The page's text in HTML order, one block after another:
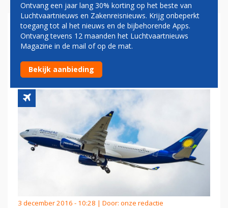
RWANDAIR NEEMT EERSTE
AIRBUS A330-300 IN
ONTVANGST
3 december 2016 - 10:28 | Door: onze redactie
Ontvang een jaar lang 30% korting op het beste van
Luchtvaartnieuws en Zakenreisnieuws. Krijg onbeperkt
toegang tot al het nieuws en de bijbehorende Apps.
Ontvang tevens 12 maanden het Luchtvaartnieuws
Magazine in de mail of op de mat.
Bekijk aanbieding